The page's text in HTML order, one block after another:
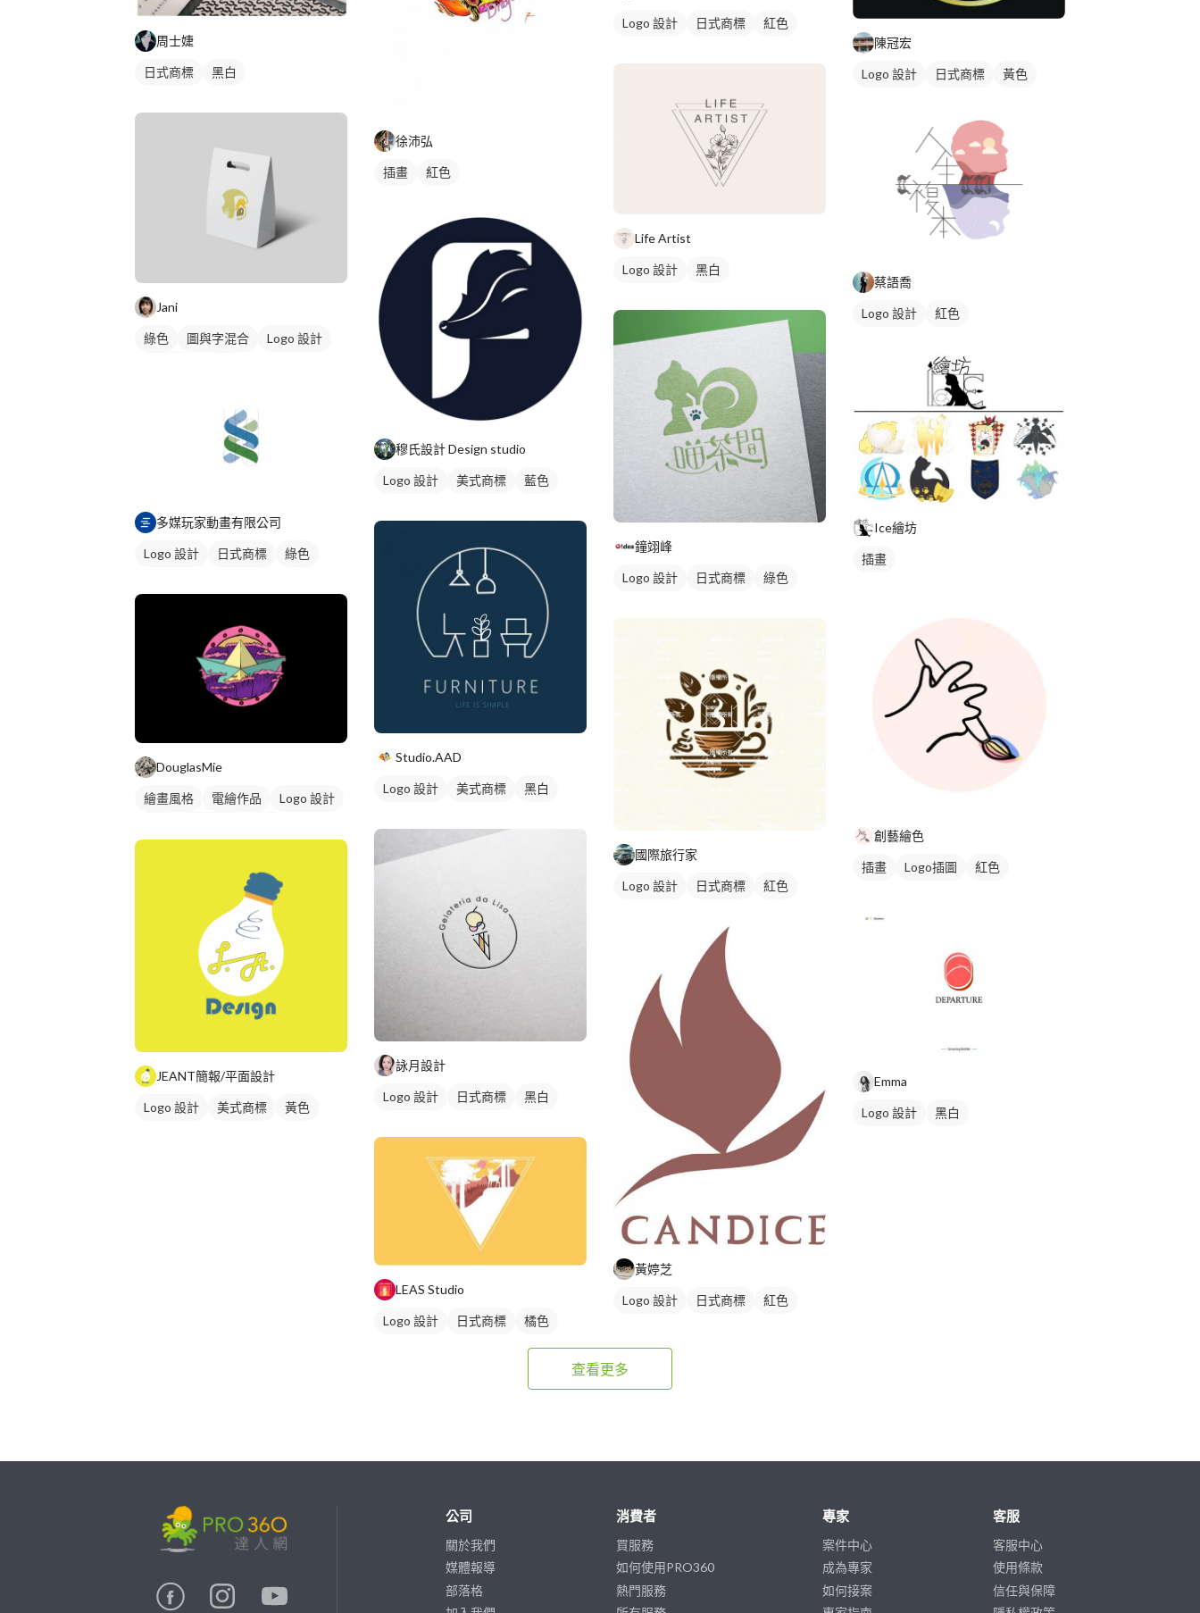
周士婕
日式商標 黑白
Jani
綠色 圖與字混合
Logo 設計
多媒玩家動畫有限公司
Logo 設計 日式商標 綠色
DouglasMie
繪畫風格 電繪作品
Logo 設計
JEANT簡報/平面設計
Logo 設計 美式商標 黃色
徐沛弘
插畫 紅色
穆氏設計 Design studio
Logo 設計 美式商標 藍色
Studio.AAD
Logo 設計 美式商標 黑白
詠月設計
Logo 設計 日式商標 黑白
LEAS Studio
Logo 設計 日式商標 橘色
Logo 設計 日式商標 紅色
Life Artist
Logo 設計 黑白
鐘翊峰
Logo 設計 日式商標 綠色
國際旅行家
Logo 設計 日式商標 紅色
黃婷芝
Logo 設計 日式商標 紅色
陳冠宏
Logo 設計 日式商標 黃色
蔡語喬
Logo 設計 紅色
Ice繪坊
插畫
創藝繪色
插畫 Logo插圖 紅色
Emma
Logo 設計 黑白
查看更多
公司
關於我們
媒體報導
部落格
消費者
買服務
如何使用PRO360
熱門服務
專家
案件中心
成為專家
如何接案
客服
客服中心
使用條款
信任與保障